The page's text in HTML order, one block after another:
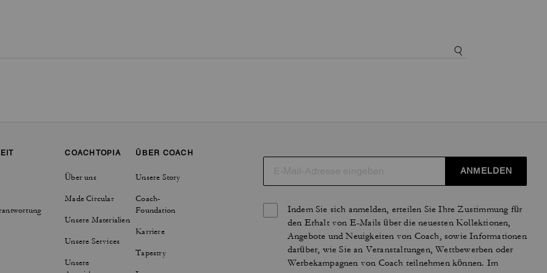
COACHTOPIA
Über uns
Made Circular
Unsere Materialien
Unsere Services
Unsere
ÜBER COACH
Unsere Story
Coach-
Foundation
Karriere
Tapestry
ANMELDEN
Indem Sie sich anmelden, erteilen Sie Ihre Zustimmung für
den Erhalt von E-Mails über die neuesten Kollektionen,
Angebote und Neuigkeiten von Coach, sowie Informationen
darüber, wie Sie an Veranstaltungen, Wettbewerben oder
Werbekampagnen von Coach teilnehmen können. Im